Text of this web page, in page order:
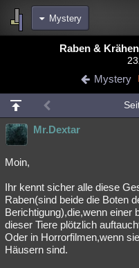
Mystery
Chat Wiki
meine Rubriken
Menschen Wissenschaft
Spiritualität
Natur Umfragen
weitere Rubriken
Philosophie Träume
Astronomie
Raben &
Mystery
Mr.Dextar
Moin,
Ihr kennt sicher alle diese
Raben(sind beide die Boten
Berichtigung),die,wenn einer
dieser Tiere plötzlich
Oder in Horrorfilmen,wenn
Häusern sind.